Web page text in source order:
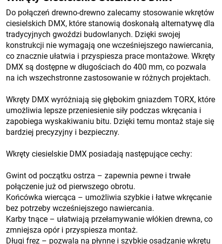
Do połączeń drewno-drewno zalecamy stosowanie wkrętów
ciesielskich DMX, które stanowią doskonałą alternatywę dla
tradycyjnych gwoździ budowlanych. Dzięki swojej
konstrukcji nie wymagają one wcześniejszego nawiercania,
co znacznie ułatwia i przyspiesza prace montażowe. Wkręty
DMX są dostępne w długościach do 400 mm, co pozwala
na ich wszechstronne zastosowanie w różnych projektach.
Wkręty DMX wyróżniają się głębokim gniazdem TORX, które
umożliwia lepsze przeniesienie siły podczas wkręcania i
zapobiega wyskakiwaniu bitu. Dzięki temu montaż staje się
bardziej precyzyjny i bezpieczny.
Wkręty ciesielskie DMX posiadają następujące cechy:
Gwint od początku ostrza – zapewnia pewne i trwałe
połączenie już od pierwszego obrotu.
Końcówka wiercąca – umożliwia szybkie i łatwe wkręcanie
bez potrzeby wcześniejszego nawiercania.
Karby tnące – ułatwiają przełamywanie włókien drewna, co
zmniejsza opór i przyspiesza montaż.
Długi frez – pozwala na płynne i szybkie osadzanie wkrętu